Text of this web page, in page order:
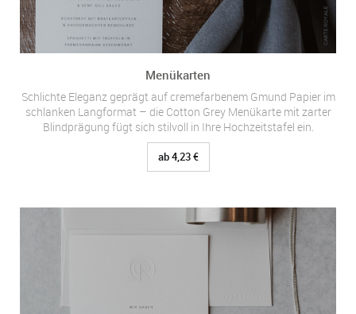
Menükarten
Schlichte Eleganz geprägt auf cremefarbenem Gmund Papier im
schlanken Langformat – die Cotton Grey Menükarte mit zarter
Blindprägung fügt sich stilvoll in Ihre Hochzeitstafel ein.
ab 4,23 €